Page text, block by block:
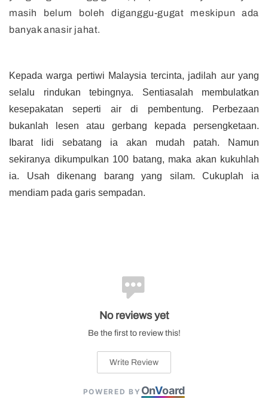
masih belum boleh diganggu-gugat meskipun ada
banyak anasir jahat.
Kepada warga pertiwi Malaysia tercinta, jadilah aur yang
selalu rindukan tebingnya. Sentiasalah membulatkan
kesepakatan seperti air di pembentung. Perbezaan
bukanlah lesen atau gerbang kepada persengketaan.
Ibarat lidi sebatang ia akan mudah patah. Namun
sekiranya dikumpulkan 100 batang, maka akan kukuhlah
ia. Usah dikenang barang yang silam. Cukuplah ia
mendiam pada garis sempadan.
No reviews yet
Be the first to review this!
Write Review
POWERED BY OnVoard